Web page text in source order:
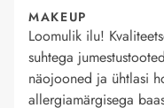
MAKEUP
Loomulik ilu!
suhtega
näojooned ja ühtlasi
allergiamärgisega